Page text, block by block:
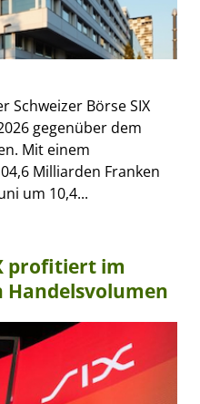
Schweizer Börse SIX
gegenüber dem
Mit einem
Milliarden Franken
um 10,4...
profitiert im